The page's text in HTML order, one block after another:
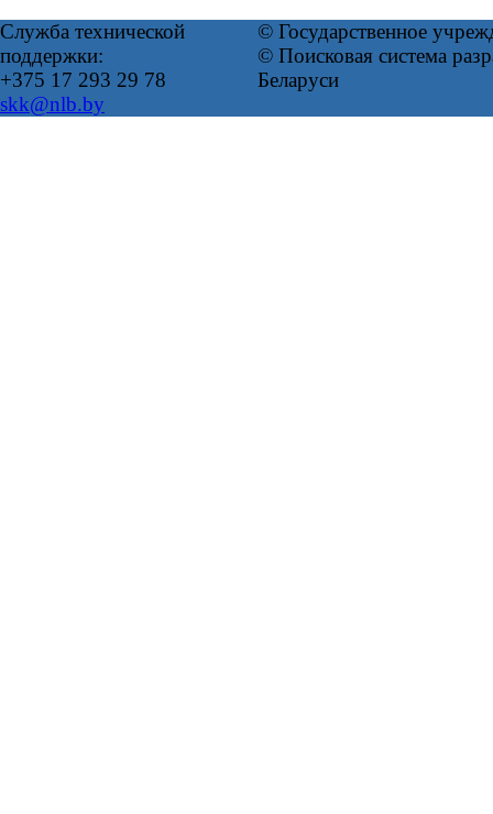
Служба технической
поддержки:
+375 17 293 29 78
skk@nlb.by
© Государственное
© Поисковая система
Беларуси